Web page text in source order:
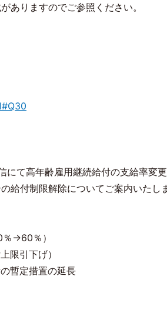
ありますのでご参照ください。
て高年齢雇用継続給付の支給率変
給付制限解除についてご案内いた
→60％）
限引下げ）
暫定措置の延長